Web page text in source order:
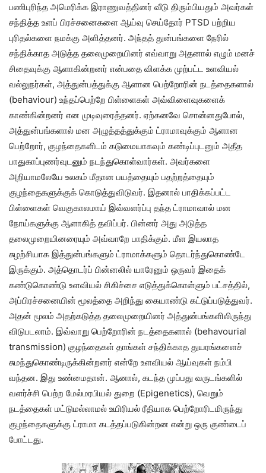
பணிபுரிந்த அமெரிக்க இராணுவத்தினர் வீடு திரும்பியதும் அவர்கள்
சந்தித்த உளப் பிரச்சனைகளை ஆய்வு செய்தோர் PTSD பற்றிய
புரிதல்களை நமக்கு அளித்தனர். அந்தத் துன்பங்களை நேரில்
சந்திக்காத அடுத்த தலைமுறையினர் எவ்வாறு அதனால் எழும் மனச்
சிதைவுக்கு ஆளாகின்றனர் என்பதை விளக்க முற்பட்ட உளவியல்
வல்லுநர்கள், அத்துன்பத்துக்கு ஆளான பெற்றோரின் நடத்தைகளால்
(behaviour) உந்தப்பெற்றே பிள்ளைகள் அவ்விளைவுகளைக்
காண்கின்றனர் என முடிவுரைத்தனர். ஏற்கனவே சொன்னதுபோல்,
அத்துன்பங்களால் மன அழுத்தத்துக்கும் ட்ராமாவுக்கும் ஆளான
பெற்றோர், குழந்தைகளிடம் கடுமையாகவும் கண்டிப்புடனும் அதீத
பாதுகாப்புணர்வுடனும் நடந்துகொள்வார்கள். அவர்களை
அறியாமலேயே உலகம் மீதான பயத்தையும் பதற்றத்தையும்
குழந்தைகளுக்குக் கொடுத்துவிடுவர். இதனால் பாதிக்கப்பட்ட
பிள்ளைகள் வெகுகாலமாய் இவ்வளர்ப்பு தந்த ட்ராமாவால் மன
நோய்களுக்கு ஆளாகித் தவிப்பர். பின்னர் அது அடுத்த
தலைமுறையினரையும் அவ்வாறே பாதிக்கும். மீள இயலாத
சுழற்சியாக இத்துன்பங்களும் ட்ராமாக்களும் தொடர்ந்துகொண்டே
இருக்கும். அத்தொடர்ப் பின்னலில் யாரேனும் ஒருவர் இதைக்
கண்டுகொண்டு உளவியல் சிகிச்சை எடுத்துக்கொள்ளும் பட்சத்தில்,
அப்பிரச்சனையின் மூலத்தை அறிந்து கையாண்டு கட்டுப்படுத்துவர்.
அதன் மூலம் அதற்கடுத்த தலைமுறையினர் அத்துன்பங்களிலிருந்து
விடுபடலாம். இவ்வாறு பெற்றோரின் நடத்தைகளால் (behavourial
transmission) குழந்தைகள் தாங்கள் சந்திக்காத துயரங்களைச்
சுமந்துகொண்டிருக்கின்றனர் என்றே உளவியல் ஆய்வுகள் நம்பி
வந்தன. இது உண்மைதான். ஆனால், கடந்த முப்பது வருடங்களில்
வளர்ச்சி பெற்ற மேல்மரபியல் துறை (Epigenetics), வெறும்
நடத்தைகள் மட்டுமல்லாமல் உயிரியல் ரீதியாக பெற்றோரிடமிருந்து
குழந்தைகளுக்கு ட்ராமா கடத்தப்படுகின்றன என்று ஒரு குண்டைப்
போட்டது.